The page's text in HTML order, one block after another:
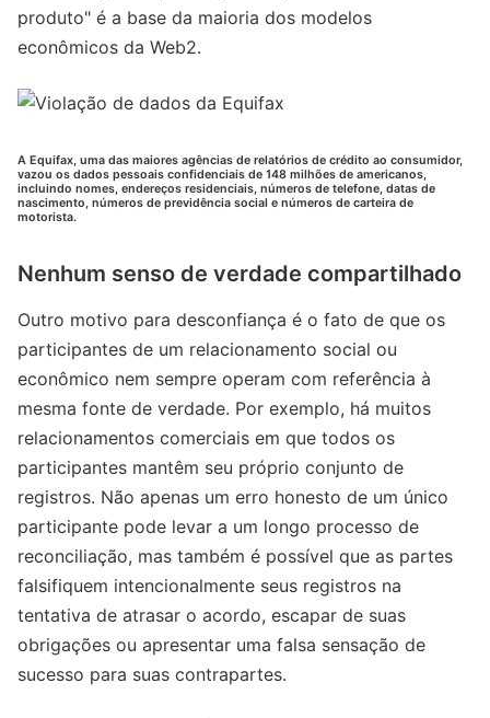
produto" é a base da maioria dos modelos
econômicos da Web2.
A Equifax, uma das maiores agências de relatórios de crédito ao consumidor,
vazou os dados pessoais confidenciais de 148 milhões de americanos,
incluindo nomes, endereços residenciais, números de telefone, datas de
nascimento, números de previdência social e números de carteira de
motorista.
Nenhum senso de verdade compartilhado
Outro motivo para desconfiança é o fato de que os
participantes de um relacionamento social ou
econômico nem sempre operam com referência à
mesma fonte de verdade. Por exemplo, há muitos
relacionamentos comerciais em que todos os
participantes mantêm seu próprio conjunto de
registros. Não apenas um erro honesto de um único
participante pode levar a um longo processo de
reconciliação, mas também é possível que as partes
falsifiquem intencionalmente seus registros na
tentativa de atrasar o acordo, escapar de suas
obrigações ou apresentar uma falsa sensação de
sucesso para suas contrapartes.